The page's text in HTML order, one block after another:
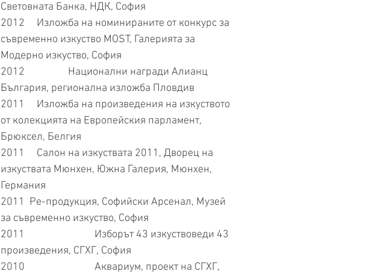
Световната Банка, НДК, София
2012 Изложба на номинираните от конкурс за
съвременно изкуство MOST, Галерията за
Модерно изкуство, София
2012 Национални награди Алианц
България, регионална изложба Пловдив
2011 Изложба на произведения на изкуството
от колекцията на Европейския парламент,
Брюксел, Белгия
2011 Салон на изкуствата 2011, Дворец на
изкуствата Мюнхен, Южна Галерия, Мюнхен,
Германия
2011 Ре-продукция, Софийски Арсенал, Музей
за съвременно изкуство, София
2011 Изборът 43 изкуствоведи 43
произведения, СГХГ, София
2010 Аквариум, проект на СГХГ,